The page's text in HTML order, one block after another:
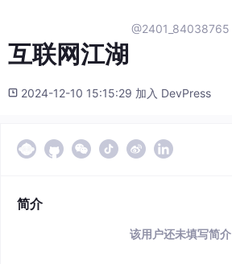
@2401_84038765
互联网江湖
2024-12-10 15:15:29 加入 DevPress
简介
该用户还未填写简介